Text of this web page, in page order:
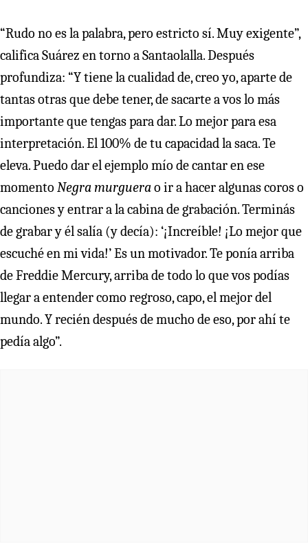
“Rudo no es la palabra, pero estricto sí. Muy exigente”,
califica Suárez en torno a Santaolalla. Después
profundiza: “Y tiene la cualidad de, creo yo, aparte de
tantas otras que debe tener, de sacarte a vos lo más
importante que tengas para dar. Lo mejor para esa
interpretación. El 100% de tu capacidad la saca. Te
eleva. Puedo dar el ejemplo mío de cantar en ese
momento Negra murguerao ir a hacer algunas coros o
canciones y entrar a la cabina de grabación. Terminás
de grabar y él salía (y decía): ‘¡Increíble! ¡Lo mejor que
escuché en mi vida!’ Es un motivador. Te ponía arriba
de Freddie Mercury, arriba de todo lo que vos podías
llegar a entender como regroso, capo, el mejor del
mundo. Y recién después de mucho de eso, por ahí te
pedía algo”.